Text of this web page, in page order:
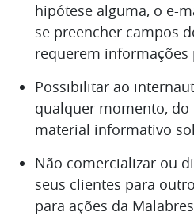
hipótese alguma, o e-
se preencher campos
requerem informações
Possibilitar ao
qualquer momento,
material informativo
Não comercializar ou
seus clientes para
para ações da